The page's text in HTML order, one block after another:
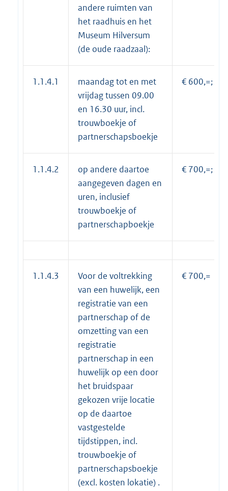
andere ruimten van
het raadhuis en het
Museum Hilversum
(de oude raadzaal):
1.1.4.1
maandag tot en met
vrijdag tussen 09.00
en 16.30 uur, incl.
trouwboekje of
partnerschapsboekje
€ 600,=;
1.1.4.2
op andere daartoe
aangegeven dagen en
uren, inclusief
trouwboekje of
partnerschapboekje
€ 700,=;
1.1.4.3
Voor de voltrekking
van een huwelijk, een
registratie van een
partnerschap of de
omzetting van een
registratie
partnerschap in een
huwelijk op een door
het bruidspaar
gekozen vrije locatie
op de daartoe
vastgestelde
tijdstippen, incl.
trouwboekje of
partnerschapsboekje
(excl. kosten lokatie) .
€ 700,=